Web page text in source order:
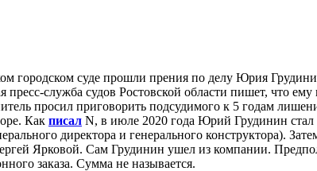
городском суде прошли прения по делу Юрия
служба судов Ростовской области пишет, что
просил приговорить подсудимого к 5 годам
Как писал N, в июле 2020 года Юрий Грудинин
директора и генерального конструктора).
Ярковой. Сам Грудинин ушел из компании.
заказа. Сумма не называется.